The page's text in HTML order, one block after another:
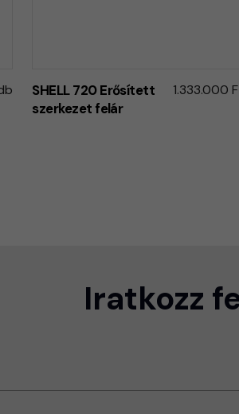
SHELL 720 Erősített
szerkezet felár
1.333.000
Iratkozz